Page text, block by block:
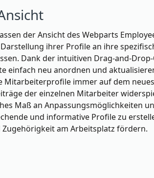
der Ansicht des Webparts
ihrer Profile an ihre
Dank der intuitiven Drag-and-
einfach neu anordnen und
Mitarbeiterprofile immer auf dem
der einzelnen Mitarbeiter
Maß an Anpassungsmöglichkeiten
und informative Profile zu
am Arbeitsplatz fördern.